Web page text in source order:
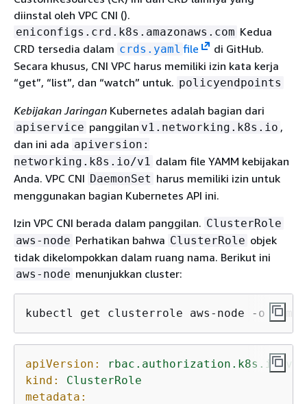
diinstal oleh VPC CNI ().
eniconfigs.crd.k8s.amazonaws.com Kedua
CRD tersedia dalam crds.yaml file
di GitHub.
Secara khusus, CNI VPC harus memiliki izin kata kerja
“get”, “list”, dan “watch” untuk. policyendpoints
Kebijakan Jaringan Kubernetes adalah bagian dari
apiservice panggilan v1.networking.k8s.io ,
dan ini ada apiversion:
networking.k8s.io/v1 dalam file YAMM kebijakan
Anda. VPC CNI DaemonSet harus memiliki izin untuk
menggunakan bagian Kubernetes API ini.
Izin VPC CNI berada dalam panggilan. ClusterRole
aws-node Perhatikan bahwa ClusterRole objek
tidak dikelompokkan dalam ruang nama. Berikut ini
aws-node menunjukkan cluster:
kubectl get clusterrole aws-node -o yaml
apiVersion:
rbac.authorization.k8s.io/v1
kind:
ClusterRole
metadata: